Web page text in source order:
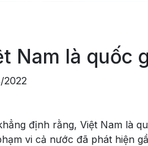
Nam là quốc
2022
định rằng, Việt Nam là
vi cả nước đã phát hiện